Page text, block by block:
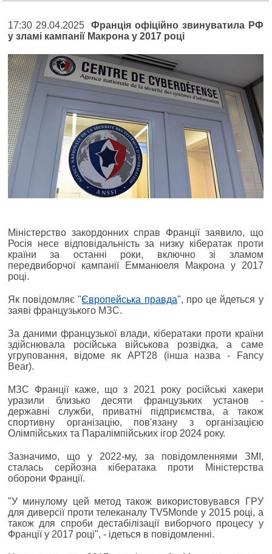
17:30 29.04.2025Франція офіційно звинуватила РФ
у зламі кампанії Макрона у 2017 році
Міністерство закордонних справ Франції заявило, що
Росія несе відповідальність за низку кібератак проти
країни за останні роки, включно зі зламом
передвиборчої кампанії Емманюеля Макрона у 2017
році.
Як повідомляє "Європейська правда", про це йдеться у
заяві французького МЗС.
За даними французької влади, кібератаки проти країни
здійснювала російська військова розвідка, а саме
угруповання, відоме як АРТ28 (інша назва - Fancy
Bear).
МЗС Франції каже, що з 2021 року російські хакери
уразили близько десяти французьких установ -
державні служби, приватні підприємства, а також
спортивну організацію, пов'язану з організацією
Олімпійських та Паралімпійських ігор 2024 року.
Зазначимо, що у 2022-му, за повідомленнями ЗМІ,
сталась серйозна кібератака проти Міністерства
оборони Франції.
"У минулому цей метод також використовувався ГРУ
для диверсії проти телеканалу TV5Monde у 2015 році, а
також для спроби дестабілізації виборчого процесу у
Франції у 2017 році", - ідеться в повідомленні.